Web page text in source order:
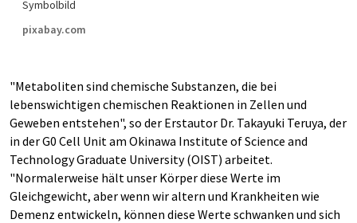
Symbolbild
pixabay.com
"Metaboliten sind chemische Substanzen, die bei
lebenswichtigen chemischen Reaktionen in Zellen und
Geweben entstehen", so der Erstautor Dr. Takayuki Teruya, der
in der G0 Cell Unit am Okinawa Institute of Science and
Technology Graduate University (OIST) arbeitet.
"Normalerweise hält unser Körper diese Werte im
Gleichgewicht, aber wenn wir altern und Krankheiten wie
Demenz entwickeln, können diese Werte schwanken und sich